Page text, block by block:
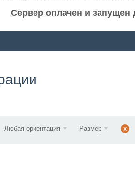
Сервер оплачен и запущен
Любая ориентация Размер x